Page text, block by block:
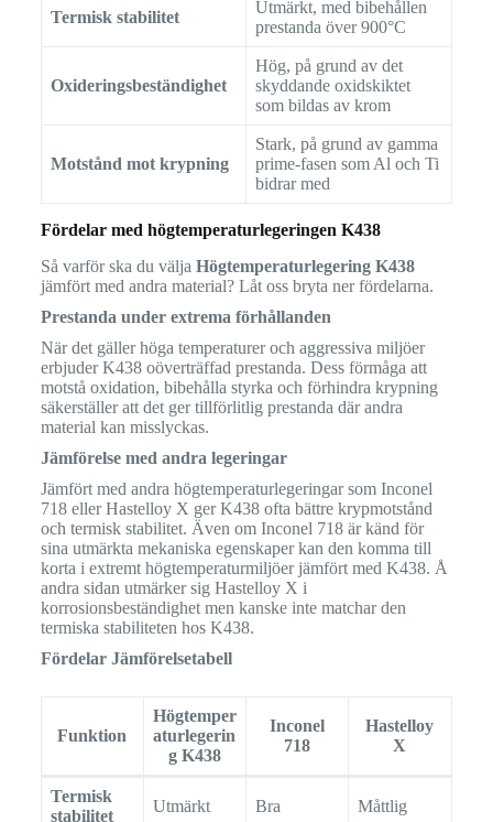
Termisk stabilitet
Utmärkt, med bibehållen
prestanda över 900°C
Oxideringsbeständighet
Hög, på grund av det
skyddande oxidskiktet
som bildas av krom
Motstånd mot krypning
Stark, på grund av gamma
prime-fasen som Al och Ti
bidrar med
Fördelar med högtemperaturlegeringen K438
Så varför ska du välja Högtemperaturlegering K438
jämfört med andra material? Låt oss bryta ner fördelarna.
Prestanda under extrema förhållanden
När det gäller höga temperaturer och aggressiva miljöer
erbjuder K438 oöverträffad prestanda. Dess förmåga att
motstå oxidation, bibehålla styrka och förhindra krypning
säkerställer att det ger tillförlitlig prestanda där andra
material kan misslyckas.
Jämförelse med andra legeringar
Jämfört med andra högtemperaturlegeringar som Inconel
718 eller Hastelloy X ger K438 ofta bättre krypmotstånd
och termisk stabilitet. Även om Inconel 718 är känd för
sina utmärkta mekaniska egenskaper kan den komma till
korta i extremt högtemperaturmiljöer jämfört med K438. Å
andra sidan utmärker sig Hastelloy X i
korrosionsbeständighet men kanske inte matchar den
termiska stabiliteten hos K438.
Fördelar Jämförelsetabell
Funktion
Högtemper
aturlegerin
g K438
Inconel
718
Hastelloy
X
Termisk
stabilitet
Utmärkt Bra Måttlig